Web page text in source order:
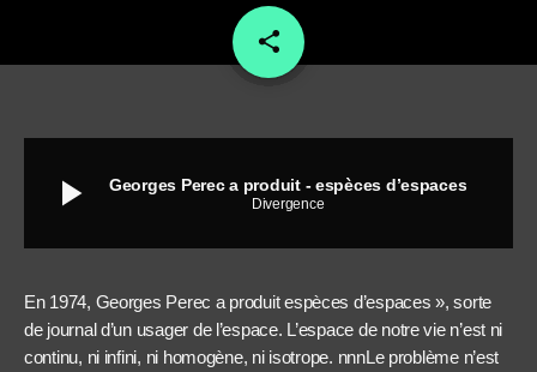
share
email
play_arrow Georges Perec a produit - espèces d’espaces
Divergence
En 1974, Georges Perec a produit espèces d’espaces », sorte
de journal d’un usager de l’espace. L’espace de notre vie n’est ni
continu, ni infini, ni homogène, ni isotrope. nnnLe problème n’est